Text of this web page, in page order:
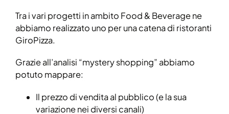
Tra i vari progetti in ambito Food & Beverage ne
abbiamo realizzato uno per una catena di ristoranti
GiroPizza.
Grazie all’analisi “mystery shopping” abbiamo
potuto mappare:
Il prezzo di vendita al pubblico (e la sua
variazione nei diversi canali)